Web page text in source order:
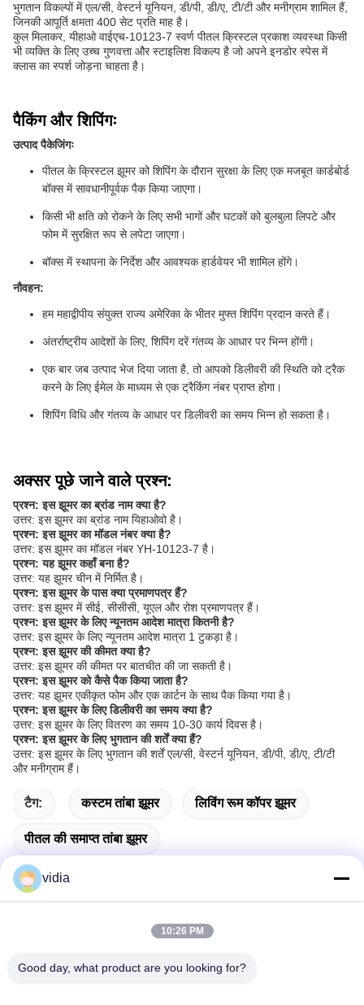
भुगतान विकल्पों में एल/सी, वेस्टर्न यूनियन, डी/पी, डी/ए, टी/टी और मनीग्राम शामिल हैं,
जिनकी आपूर्ति क्षमता 400 सेट प्रति माह है।
कुल मिलाकर, यीहाओ वाईएच-10123-7 स्वर्ण पीतल क्रिस्टल प्रकाश व्यवस्था किसी
भी व्यक्ति के लिए उच्च गुणवत्ता और स्टाइलिश विकल्प है जो अपने इनडोर स्पेस में
क्लास का स्पर्श जोड़ना चाहता है।
पैकिंग और शिपिंगः
उत्पाद पैकेजिंगः
पीतल के क्रिस्टल झूमर को शिपिंग के दौरान सुरक्षा के लिए एक मजबूत कार्डबोर्ड
बॉक्स में सावधानीपूर्वक पैक किया जाएगा।
किसी भी क्षति को रोकने के लिए सभी भागों और घटकों को बुलबुला लिपटे और
फोम में सुरक्षित रूप से लपेटा जाएगा।
बॉक्स में स्थापना के निर्देश और आवश्यक हार्डवेयर भी शामिल होंगे।
नौवहन:
हम महाद्वीपीय संयुक्त राज्य अमेरिका के भीतर मुफ्त शिपिंग प्रदान करते हैं।
अंतर्राष्ट्रीय आदेशों के लिए, शिपिंग दरें गंतव्य के आधार पर भिन्न होंगी।
एक बार जब उत्पाद भेज दिया जाता है, तो आपको डिलीवरी की स्थिति को ट्रैक
करने के लिए ईमेल के माध्यम से एक ट्रैकिंग नंबर प्राप्त होगा।
शिपिंग विधि और गंतव्य के आधार पर डिलीवरी का समय भिन्न हो सकता है।
अक्सर पूछे जाने वाले प्रश्न:
प्रश्न: इस झूमर का ब्रांड नाम क्या है?
उत्तर: इस झूमर का ब्रांड नाम यिहाओवो है।
प्रश्न: इस झूमर का मॉडल नंबर क्या है?
उत्तर: इस झूमर का मॉडल नंबर YH-10123-7 है।
प्रश्न: यह झूमर कहाँ बना है?
उत्तर: यह झूमर चीन में निर्मित है।
प्रश्न: इस झूमर के पास क्या प्रमाणपत्र हैं?
उत्तर: इस झूमर में सीई, सीसीसी, यूएल और रोश प्रमाणपत्र हैं।
प्रश्न: इस झूमर के लिए न्यूनतम आदेश मात्रा कितनी है?
उत्तर: इस झूमर के लिए न्यूनतम आदेश मात्रा 1 टुकड़ा है।
प्रश्न: इस झूमर की कीमत क्या है?
उत्तर: इस झूमर की कीमत पर बातचीत की जा सकती है।
प्रश्न: इस झूमर को कैसे पैक किया जाता है?
उत्तर: यह झूमर एकीकृत फोम और एक कार्टन के साथ पैक किया गया है।
प्रश्न: इस झूमर के लिए डिलीवरी का समय क्या है?
उत्तर: इस झूमर के लिए वितरण का समय 10-30 कार्य दिवस है।
प्रश्न: इस झूमर के लिए भुगतान की शर्तें क्या हैं?
उत्तर: इस झूमर के लिए भुगतान की शर्तें एल/सी, वेस्टर्न यूनियन, डी/पी, डी/ए, टी/टी
और मनीग्राम हैं।
टैग: कस्टम तांबा झूमर लिविंग रूम कॉपर झूमर
पीतल की समाप्त तांबा झूमर
vidia
10:26 PM
Good day, what product are you looking for?